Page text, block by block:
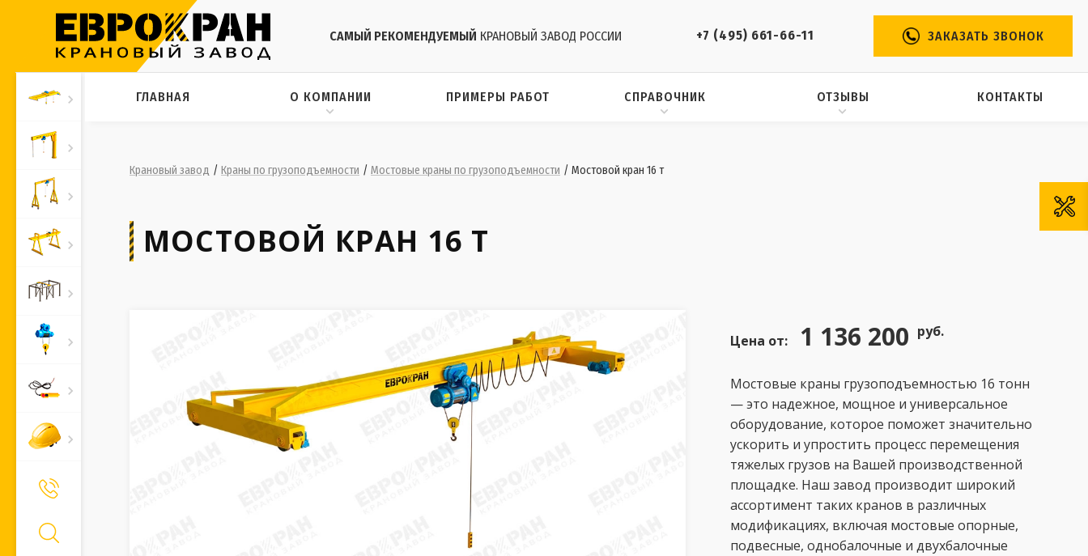
САМЫЙ РЕКОМЕНДУЕМЫЙ КРАНОВЫЙ ЗАВОД РОССИИ +7 (495) 661-66-11 ЗАКАЗАТЬ ЗВОНОК
ГЛАВНАЯ О КОМПАНИИ ПРИМЕРЫ РАБОТ СПРАВОЧНИК ОТЗЫВЫ КОНТАКТЫ
Крановый завод / Краны по грузоподъемности / Мостовые краны по грузоподъемности / Мостовой кран 16 т
МОСТОВОЙ КРАН 16 Т
Цена от: 1 136 200 руб.
Мостовые краны грузоподъемностью 16 тонн
— это надежное, мощное и универсальное
оборудование, которое поможет значительно
ускорить и упростить процесс перемещения
тяжелых грузов на Вашей производственной
площадке. Наш завод производит широкий
ассортимент таких кранов в различных
модификациях, включая мостовые опорные,
подвесные, однобалочные и двухбалочные